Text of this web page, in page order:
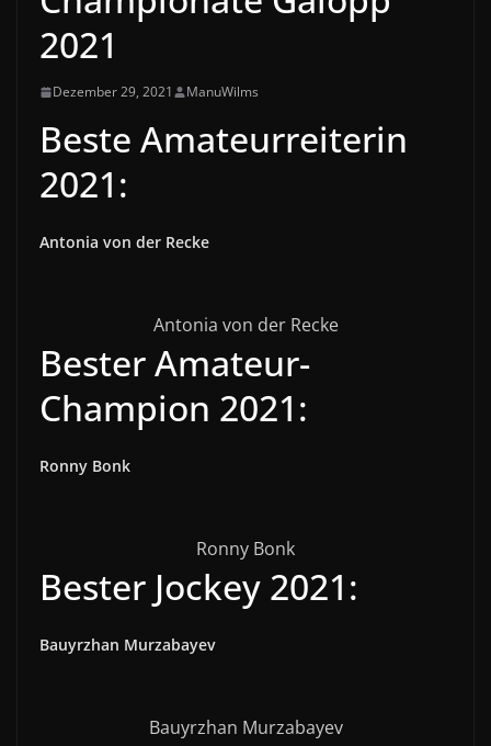
2021
Dezember 29, 2021 ManuWilms
Beste Amateurreiterin
2021:
Antonia von der Recke
Antonia von der Recke
Bester Amateur-
Champion 2021:
Ronny Bonk
Ronny Bonk
Bester Jockey 2021:
Bauyrzhan Murzabayev
Bauyrzhan Murzabayev